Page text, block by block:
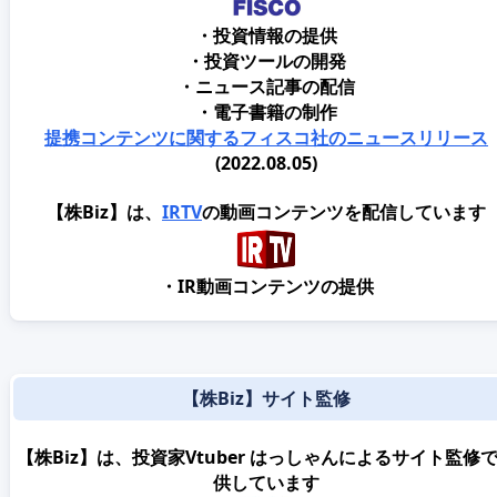
・投資情報の提供
・投資ツールの開発
・ニュース記事の配信
・電子書籍の制作
提携コンテンツに関するフィスコ社のニュースリリース
(2022.08.05)
【株Biz】は、 IRTVの動画コンテンツを配信しています
・IR動画コンテンツの提供
【株Biz】サイト監修
【株Biz】は、投資家Vtuber はっしゃんによるサイト監修
供しています